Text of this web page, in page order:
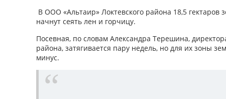
В ООО «Альтаир» Локтевского района 18,5 гектаров
начнут сеять лен и горчицу.
Посевная, по словам Александра Терешина,
района, затягивается пару недель, но для их зоны
минус.